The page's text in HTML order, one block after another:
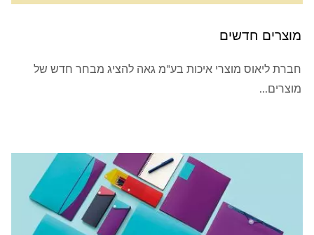
מוצרים חדשים
חברת ליאוס מוצרי איכות בע"מ גאה להציג מבחר חדש של
מוצרים...